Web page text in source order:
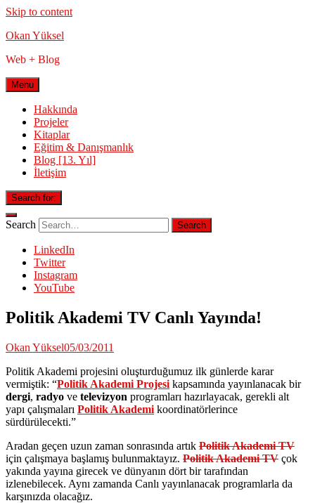
Skip to content
Okan Yüksel
Web + Blog
Menu
Hakkında
Projeler
Kitaplar
Eğitim & Danışmanlık
Blog [13. Yıl]
İletişim
Search for:
Search
LinkedIn
Twitter
Instagram
YouTube
Politik Akademi TV Canlı Yayında!
Okan Yüksel05/03/2011
Politik Akademi projesini oluşturduğumuz ilk günlerde karar
vermiştik: “Politik Akademi Projesi kapsamında yayınlanacak bir
dergi, radyo ve televizyon programları hazırlayacak, gerekli alt
yapı çalışmaları Politik Akademi koordinatörlerince
sürdürülecekti.”
Aradan geçen uzun zaman sonrasında artık Politik Akademi TV
için çalışmaya başlamış bulunmaktayız. Politik Akademi TV çok
yakında yayına girecek ve dünyanın dört bir tarafından
izlenebilecek. Aynı zamanda Canlı yayınlanacak programlarla da
karşınızda olacağız.